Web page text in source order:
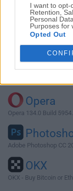
I want to opt-
Retention,
Personal
Purposes for
Opted Out
¿Por qué se
Opera
Opera 134.0 Build
Adobe Photoshop CC
OKX
OKX - Buy Bitcoin or